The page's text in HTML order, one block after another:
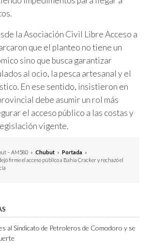
la Asociación Civil Libre Acceso a
que el planteo no tiene un
sino que busca garantizar
al ocio, la pesca artesanal y el
En ese sentido, insistieron en
debe asumir un rol más
el acceso público a las costas y
vigente.
– AM580 » Chubut » Portada »
firme el acceso público a Bahía Cracker y rechazó el
al Sindicato de Petroleros de Comodoro y se